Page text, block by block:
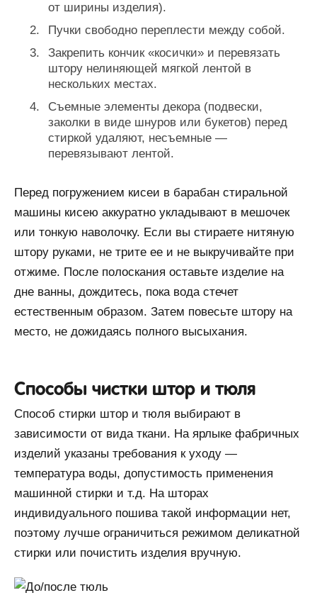
от ширины изделия).
Пучки свободно переплести между собой.
Закрепить кончик «косички» и перевязать
штору нелиняющей мягкой лентой в
нескольких местах.
Съемные элементы декора (подвески,
заколки в виде шнуров или букетов) перед
стиркой удаляют, несъемные —
перевязывают лентой.
Перед погружением кисеи в барабан стиральной
машины кисею аккуратно укладывают в мешочек
или тонкую наволочку. Если вы стираете нитяную
штору руками, не трите ее и не выкручивайте при
отжиме. После полоскания оставьте изделие на
дне ванны, дождитесь, пока вода стечет
естественным образом. Затем повесьте штору на
место, не дожидаясь полного высыхания.
Способы чистки штор и тюля
Способ стирки штор и тюля выбирают в
зависимости от вида ткани. На ярлыке фабричных
изделий указаны требования к уходу —
температура воды, допустимость применения
машинной стирки и т.д. На шторах
индивидуального пошива такой информации нет,
поэтому лучше ограничиться режимом деликатной
стирки или почистить изделия вручную.